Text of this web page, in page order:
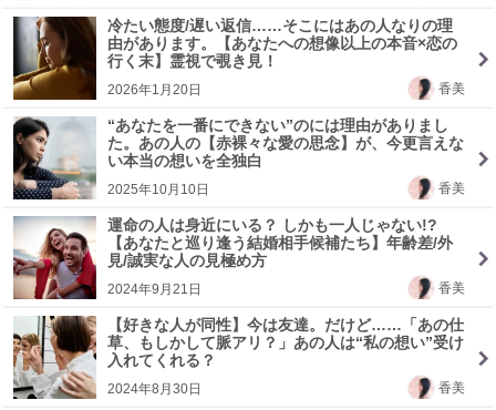
冷たい態度/遅い返信……そこにはあの人なりの理
由があります。【あなたへの想像以上の本音×恋の
行く末】霊視で覗き見！
香美
2026年1月20日
“あなたを一番にできない”のには理由がありまし
た。あの人の【赤裸々な愛の思念】が、今更言えな
い本当の想いを全独白
香美
2025年10月10日
運命の人は身近にいる？ しかも一人じゃない!?
【あなたと巡り逢う結婚相手候補たち】年齢差/外
見/誠実な人の見極め方
香美
2024年9月21日
【好きな人が同性】今は友達。だけど……「あの仕
草、もしかして脈アリ？」あの人は“私の想い”受け
入れてくれる？
香美
2024年8月30日